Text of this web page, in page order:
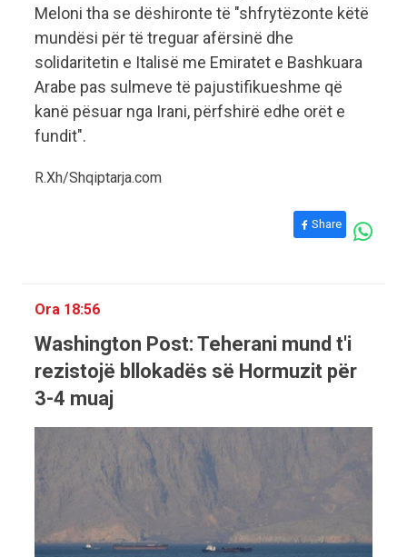
Meloni tha se dëshironte të "shfrytëzonte këtë
mundësi për të treguar afërsinë dhe
solidaritetin e Italisë me Emiratet e Bashkuara
Arabe pas sulmeve të pajustifikueshme që
kanë pësuar nga Irani, përfshirë edhe orët e
fundit".
R.Xh/Shqiptarja.com
Share
Ora 18:56
Washington Post: Teherani mund t'i
rezistojë bllokadës së Hormuzit për
3-4 muaj